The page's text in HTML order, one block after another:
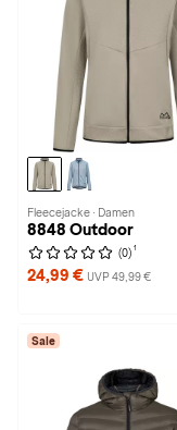
Fleecejacke · Damen
8848 Outdoor
(0) 1
24,99 € UVP 49,99 €
Sale